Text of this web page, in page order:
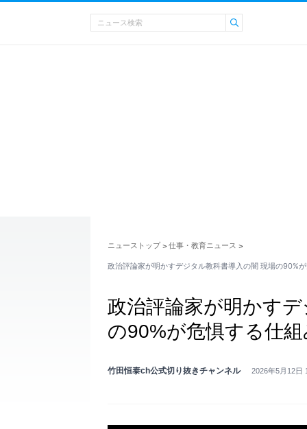
ニューストップ > 仕事・教育ニュース >
政治評論家が明かすデジタル教科書導入の闇 現場の90%
政治評論家が明かす
の90%が危惧する仕
竹田恒泰ch公式切り抜きチャンネル 2026年5月12日